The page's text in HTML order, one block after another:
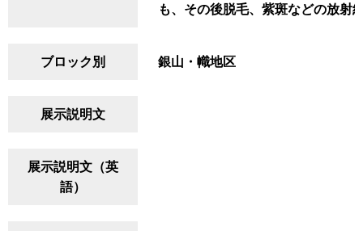
も、その後脱毛、紫斑などの放射
ブロック別 銀山・幟地区
展示説明文
展示説明文（英
語）